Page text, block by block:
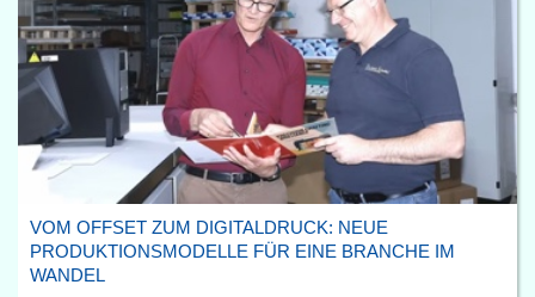
VOM OFFSET ZUM DIGITALDRUCK: NEUE
PRODUKTIONSMODELLE FÜR EINE BRANCHE IM
WANDEL